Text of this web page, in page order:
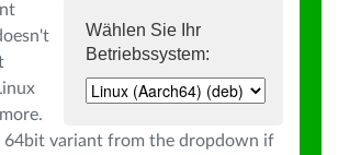
Wählen Sie Ihr
Betriebssystem:
64bit variant from the dropdown if